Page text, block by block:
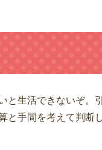
と生活できないぞ。
と手間を考えて判断し